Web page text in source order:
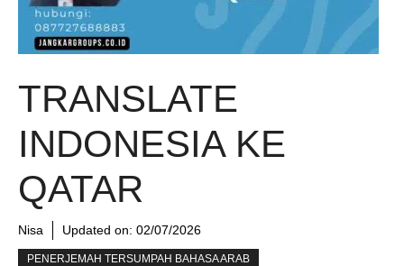
TRANSLATE
INDONESIA KE
QATAR
Nisa Updated on: 02/07/2026
PENERJEMAH TERSUMPAH BAHASA ARAB